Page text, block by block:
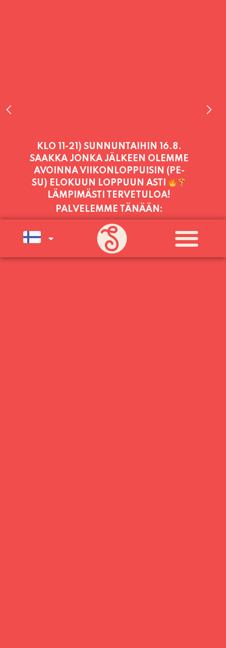
PALVELEMME TÄNÄÄN:
SUNNUNTAI11:00 - 21:00
PALVELEMME PÄIVITTÄIN (MA-SU
KLO 11-21) SUNNUNTAIHIN 16.8.
SAAKKA JONKA JÄLKEEN OLEMME
AVOINNA VIIKONLOPPUISIN (PE-
SU) ELOKUUN LOPPUUN ASTI
LÄMPIMÄSTI TERVETULOA!